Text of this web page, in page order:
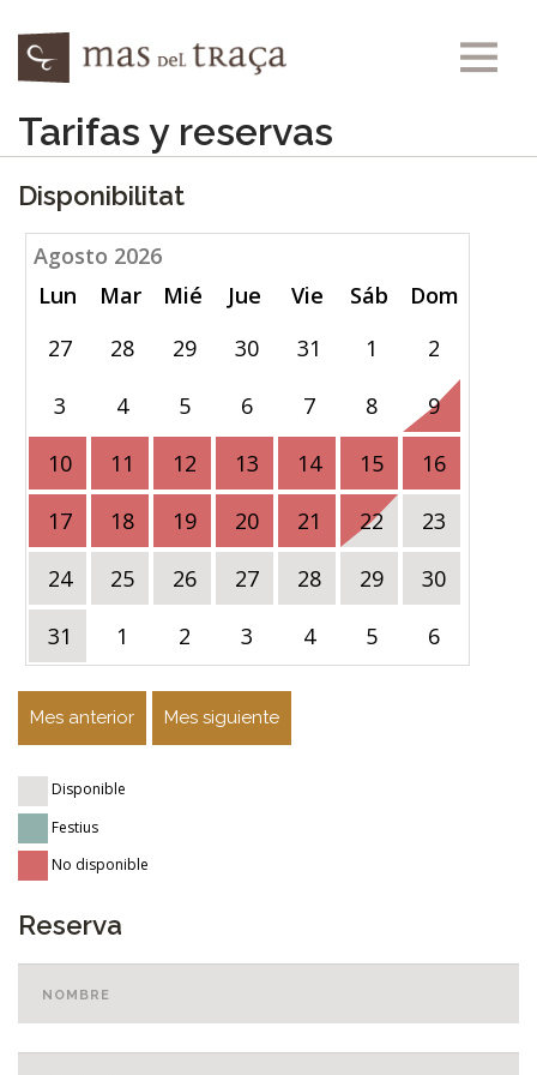
LA CASA
LA BALSA
TARIFAS Y RESERVAS
ACTIVIDADES
ES
Tarifas y reservas
Disponibilitat
Agosto 2026
Lun
Mar Mié Jue Vie Sáb
Dom
27
28 29 30 31 1
2
3
4 5 6 7 8
9
10
11 12 13 14 15
16
17
18 19 20 21 22
23
24
25 26 27 28 29
30
31
1 2 3 4 5 6
Mes anterior Mes siguiente
Disponible
Festius
No disponible
Reserva